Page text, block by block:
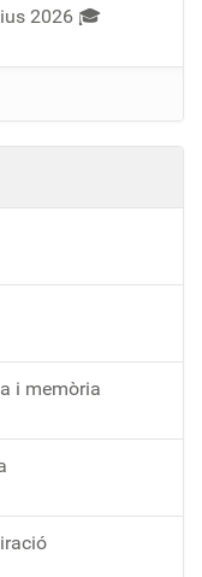
2026 🎓
i memòria